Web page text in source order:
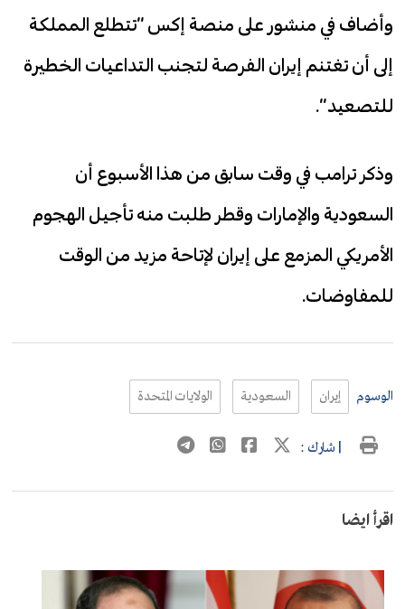
وأضاف في منشور على منصة إكس “تتطلع المملكة
إلى أن تغتنم إيران الفرصة لتجنب التداعيات الخطيرة
للتصعيد”.
وذكر ترامب في وقت سابق من هذا الأسبوع أن
السعودية والإمارات وقطر طلبت منه تأجيل الهجوم
الأمريكي المزمع على إيران لإتاحة مزيد من الوقت
للمفاوضات.
الوسوم إيران السعودية الولايات المتحدة
| شارك :
اقرأ ايضا